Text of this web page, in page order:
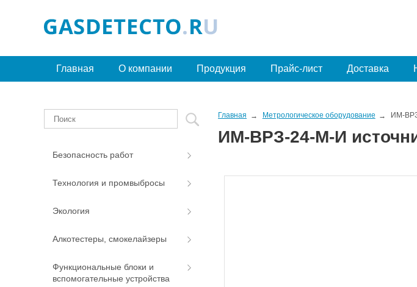
Главная О компании Продукция Прайс-лист Доставка
Главная Метрологическое оборудование ИМ-
ИМ-ВРЗ-24-М-И
Безопасность работ
Технология и промвыбросы
Экология
Алкотестеры, смокелайзеры
Функциональные блоки и
вспомогательные устройства